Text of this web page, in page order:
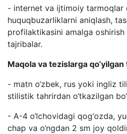
- internet va ijtimoiy
huquqbuzarliklarni aniqlash,
profilaktikasini amalga oshirish
tajribalar.
Maqola va tezislarga qo‘yilgan
- matn o‘zbek, rus yoki ingliz
stilistik tahrirdan o‘tkazilgan
- A-4 o‘lchovidagi qog‘ozda,
chap va o‘ngdan 2 sm joy